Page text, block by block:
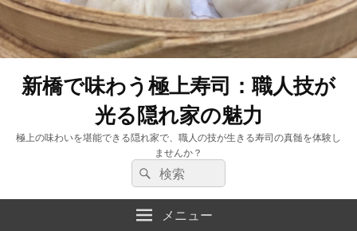
新橋で味わう極上寿司：職人技が
光る隠れ家の魅力
極上の味わいを堪能できる隠れ家で、職人の技が生きる寿司の真髄を体験し
ませんか？
検
索:
検
索
メニュー